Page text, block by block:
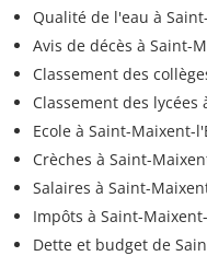
Qualité de l'eau à
Avis de décès à Saint-
Classement des
Classement des
Ecole à Saint-Maixent-
Crèches à Saint-
Salaires à Saint-
Impôts à Saint-
Dette et budget de